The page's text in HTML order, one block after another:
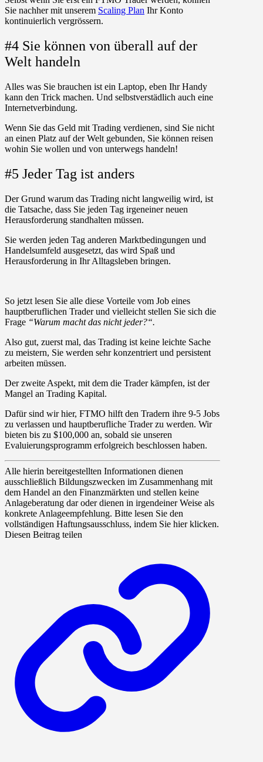
Sie nachher mit unserem Scaling Plan Ihr Konto
kontinuierlich vergrössern.
#4 Sie können von überall auf der
Welt handeln
Alles was Sie brauchen ist ein Laptop, eben Ihr Handy
kann den Trick machen. Und selbstverstädlich auch eine
Internetverbindung.
Wenn Sie das Geld mit Trading verdienen, sind Sie nicht
an einen Platz auf der Welt gebunden, Sie können reisen
wohin Sie wollen und von unterwegs handeln!
#5 Jeder Tag ist anders
Der Grund warum das Trading nicht langweilig wird, ist
die Tatsache, dass Sie jeden Tag irgeneiner neuen
Herausforderung standhalten müssen.
Sie werden jeden Tag anderen Marktbedingungen und
Handelsumfeld ausgesetzt, das wird Spaß und
Herausforderung in Ihr Alltagsleben bringen.
So jetzt lesen Sie alle diese Vorteile vom Job eines
hauptberuflichen Trader und vielleicht stellen Sie sich die
Frage “Warum macht das nicht jeder?“.
Also gut, zuerst mal, das Trading ist keine leichte Sache
zu meistern, Sie werden sehr konzentriert und persistent
arbeiten müssen.
Der zweite Aspekt, mit dem die Trader kämpfen, ist der
Mangel an Trading Kapital.
Dafür sind wir hier, FTMO hilft den Tradern ihre 9-5 Jobs
zu verlassen und hauptberufliche Trader zu werden. Wir
bieten bis zu $100,000 an, sobald sie unseren
Evaluierungsprogramm erfolgreich beschlossen haben.
Alle hierin bereitgestellten Informationen dienen
ausschließlich Bildungszwecken im Zusammenhang mit
dem Handel an den Finanzmärkten und stellen keine
Anlageberatung dar oder dienen in irgendeiner Weise als
konkrete Anlageempfehlung. Bitte lesen Sie den
vollständigen Haftungsausschluss, indem Sie hier klicken.
Diesen Beitrag teilen